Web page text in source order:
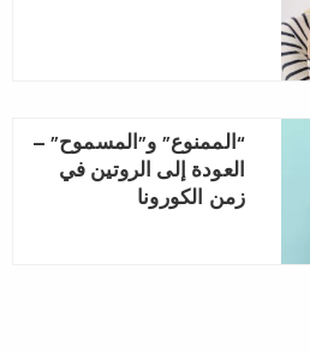
“الممنوع” و”المسموح” –
العودة إلى الروتين في
زمن الكورونا